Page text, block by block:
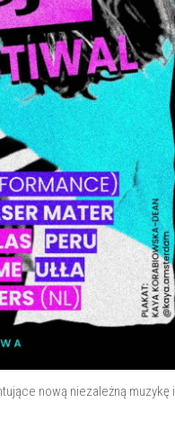
nową niezależną muzykę i